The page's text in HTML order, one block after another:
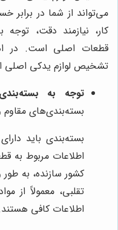
می‌تواند از شما در
کار، نیازمند دقت،
قطعات اصلی است. در
تشخیص لوازم یدکی اصلی
توجه به
بسته‌بندی‌های
بسته‌بندی باید
اطلاعات مربوط به
کشور سازنده، به
تقلبی، معمولاً از
اطلاعات کافی